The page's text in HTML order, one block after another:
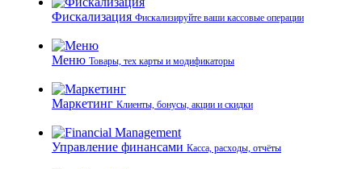
Фискализация Фискализируйте ваши кассовые операции
Меню Товары, тех карты и модификаторы
Маркетинг Клиенты, бонусы, акции и скидки
Управление финансами Касса, расходы, отчёты